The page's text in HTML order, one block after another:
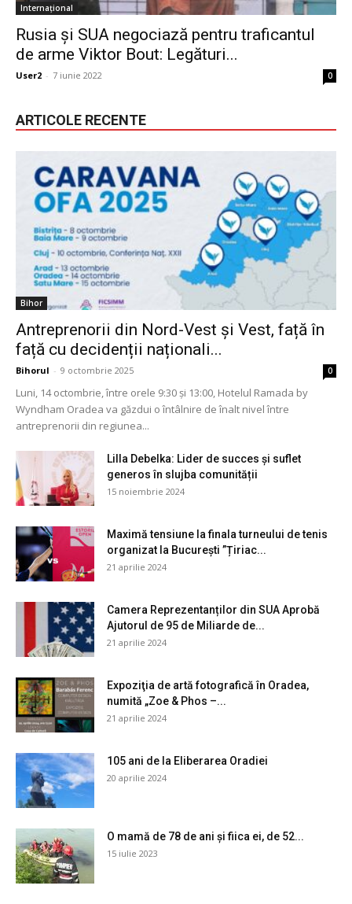
Internațional
Rusia și SUA negociază pentru traficantul
de arme Viktor Bout: Legături...
User2 - 7 iunie 2022 0
ARTICOLE RECENTE
Bihor
Antreprenorii din Nord-Vest și Vest, față în
față cu decidenții naționali...
Bihorul - 9 octombrie 2025 0
Luni, 14 octombrie, între orele 9:30 și 13:00, Hotelul Ramada by
Wyndham Oradea va găzdui o întâlnire de înalt nivel între
antreprenorii din regiunea...
Lilla Debelka: Lider de succes și suflet
generos în slujba comunității
15 noiembrie 2024
Maximă tensiune la finala turneului de tenis
organizat la București ”Țiriac...
21 aprilie 2024
Camera Reprezentanților din SUA Aprobă
Ajutorul de 95 de Miliarde de...
21 aprilie 2024
Expoziţia de artă fotografică în Oradea,
numită „Zoe & Phos –...
21 aprilie 2024
105 ani de la Eliberarea Oradiei
20 aprilie 2024
O mamă de 78 de ani și fiica ei, de 52...
15 iulie 2023